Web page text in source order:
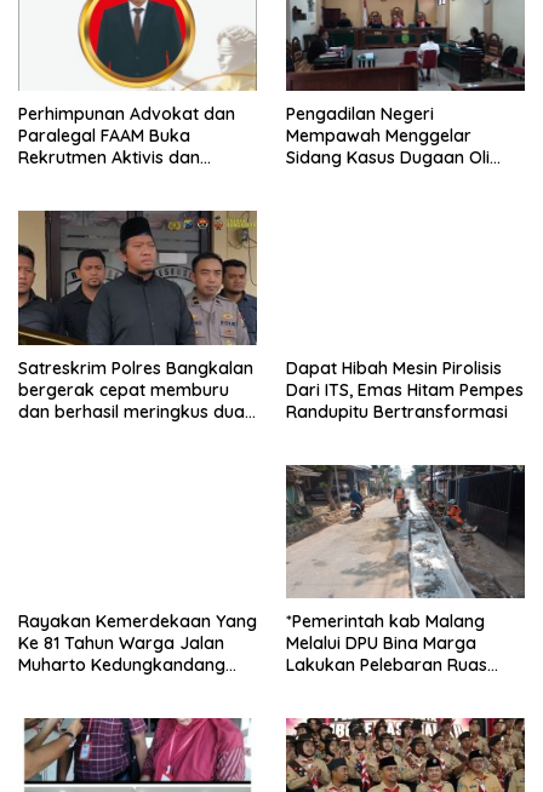
Perhimpunan Advokat dan
Paralegal FAAM Buka
Rekrutmen Aktivis dan
Pengadilan Negeri
Mempawah Menggelar
Sidang Kasus Dugaan Oli
Satreskrim Polres Bangkalan
bergerak cepat memburu
dan berhasil meringkus dua
Dapat Hibah Mesin Pirolisis
Dari ITS, Emas Hitam Pempes
Randupitu Bertransformasi
Rayakan Kemerdekaan Yang
Ke 81 Tahun Warga Jalan
Muharto Kedungkandang
*Pemerintah kab Malang
Melalui DPU Bina Marga
Lakukan Pelebaran Ruas